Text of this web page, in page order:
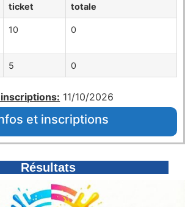
ticket
totale
10 0
5 0
11/10/2026
et inscriptions
Résultats